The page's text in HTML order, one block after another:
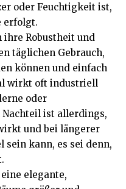
oder Feuchtigkeit ist,
erfolgt.
ihre Robustheit und
täglichen Gebrauch,
können und einfach
wirkt oft industriell
oder
ist allerdings,
und bei längerer
sein kann, es sei denn,
elegante,